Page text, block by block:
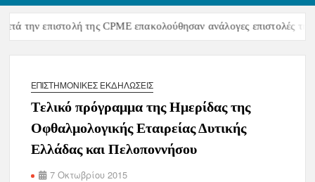
την επιστολή της CPME επακολούθησαν ανάλογες επιστολές
ΕΠΙΣΤΗΜΟΝΙΚΈΣ ΕΚΔΗΛΏΣΕΙΣ
Tελικό πρόγραμμα της Ημερίδας της
Οφθαλμολογικής Εταιρείας Δυτικής
Ελλάδας και Πελοποννήσου
7 Οκτωβρίου 2015